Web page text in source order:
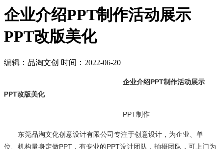
企业介绍PPT制作活动展示
PPT改版美化
编辑：品淘文创 时间：2022-06-20
企业介绍PPT制作活动展示
PPT改版美化
PPT制作
东莞品淘文化创意设计有限公司专注于创意设计，为企业、单
位、机构量身定做PPT ，有专业的PPT设计团队，拍摄团队，可上门为